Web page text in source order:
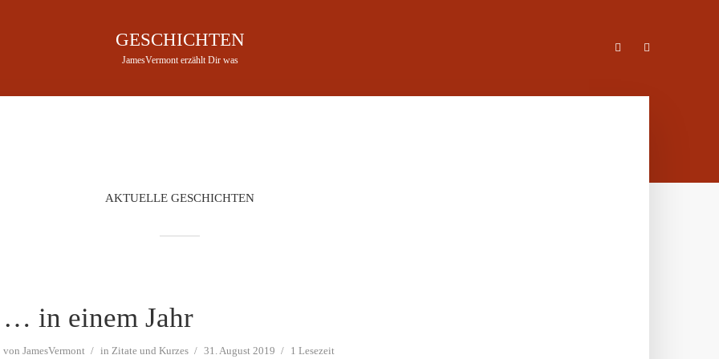
GESCHICHTEN
JamesVermont erzählt Dir was
AKTUELLE GESCHICHTEN
… in einem Jahr
von JamesVermont in Zitate und Kurzes 31. August 2019 1 Lesezeit